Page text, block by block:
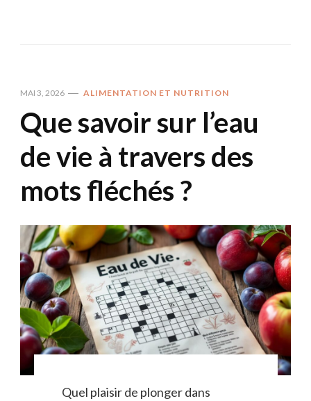
MAI 3, 2026 ALIMENTATION ET NUTRITION
Que savoir sur l’eau
de vie à travers des
mots fléchés ?
Quel plaisir de plonger dans